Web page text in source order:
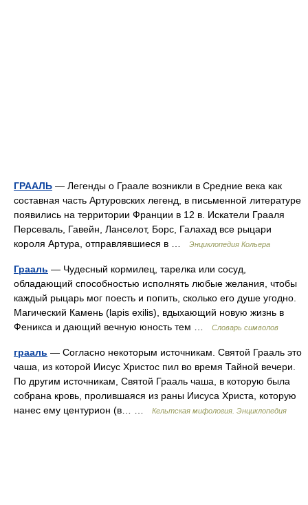
ГРААЛЬ — Легенды о Граале возникли в Средние века как
составная часть Артуровских легенд, в письменной литературе
появились на территории Франции в 12 в. Искатели Грааля
Персеваль, Гавейн, Ланселот, Борс, Галахад все рыцари
короля Артура, отправлявшиеся в …
Энциклопедия Кольера
Грааль — Чудесный кормилец, тарелка или сосуд,
обладающий способностью исполнять любые желания, чтобы
каждый рыцарь мог поесть и попить, сколько его душе угодно.
Магический Камень (lapis exilis), вдыхающий новую жизнь в
Феникса и дающий вечную юность тем …
Словарь символов
грааль — Согласно некоторым источникам. Святой Грааль это
чаша, из которой Иисус Христос пил во время Тайной вечери.
По другим источникам, Святой Грааль чаша, в которую была
собрана кровь, пролившаяся из раны Иисуса Христа, которую
нанес ему центурион (в… …
Кельтская мифология. Энциклопедия